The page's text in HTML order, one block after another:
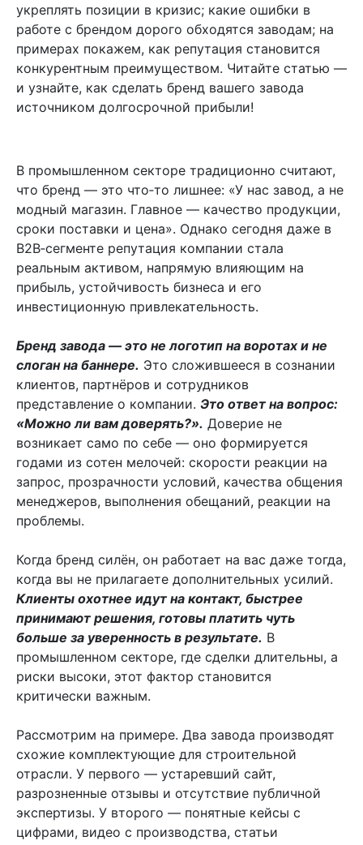
укреплять позиции в кризис; какие ошибки в
работе с брендом дорого обходятся заводам; на
примерах покажем, как репутация становится
конкурентным преимуществом. Читайте статью —
и узнайте, как сделать бренд вашего завода
источником долгосрочной прибыли!
В промышленном секторе традиционно считают,
что бренд — это что‑то лишнее: «У нас завод, а не
модный магазин. Главное — качество продукции,
сроки поставки и цена». Однако сегодня даже в
B2B‑сегменте репутация компании стала
реальным активом, напрямую влияющим на
прибыль, устойчивость бизнеса и его
инвестиционную привлекательность.
Бренд завода — это не логотип на воротах и не
слоган на баннере. Это сложившееся в сознании
клиентов, партнёров и сотрудников
представление о компании. Это ответ на вопрос:
«Можно ли вам доверять?». Доверие не
возникает само по себе — оно формируется
годами из сотен мелочей: скорости реакции на
запрос, прозрачности условий, качества общения
менеджеров, выполнения обещаний, реакции на
проблемы.
Когда бренд силён, он работает на вас даже тогда,
когда вы не прилагаете дополнительных усилий.
Клиенты охотнее идут на контакт, быстрее
принимают решения, готовы платить чуть
больше за уверенность в результате. В
промышленном секторе, где сделки длительны, а
риски высоки, этот фактор становится
критически важным.
Рассмотрим на примере. Два завода производят
схожие комплектующие для строительной
отрасли. У первого — устаревший сайт,
разрозненные отзывы и отсутствие публичной
экспертизы. У второго — понятные кейсы с
цифрами, видео с производства, статьи